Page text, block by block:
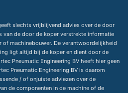
slechts vrijblijvend advies over de door
van de door de koper verstrekte informatie
of machinebouwer. De verantwoordelijkheid
ligt altijd bij de koper en dient door de
Pneumatic Engineering BV heeft hier geen
Pneumatic Engineering BV is daarom
/ of onjuiste adviezen over de
de componenten in de machine of de